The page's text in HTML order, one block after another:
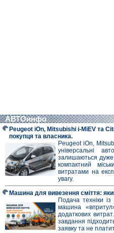
АВТОинфо
Peugeot iOn, Mitsubishi i-MiEV та
покупця та власника.
Peugeot iOn,
універсальні
залишаються
компактний
витратами на
увагу.
Машина для вивезення сміття:
Подача техніки
машина
додаткових
завдання
заявку та не